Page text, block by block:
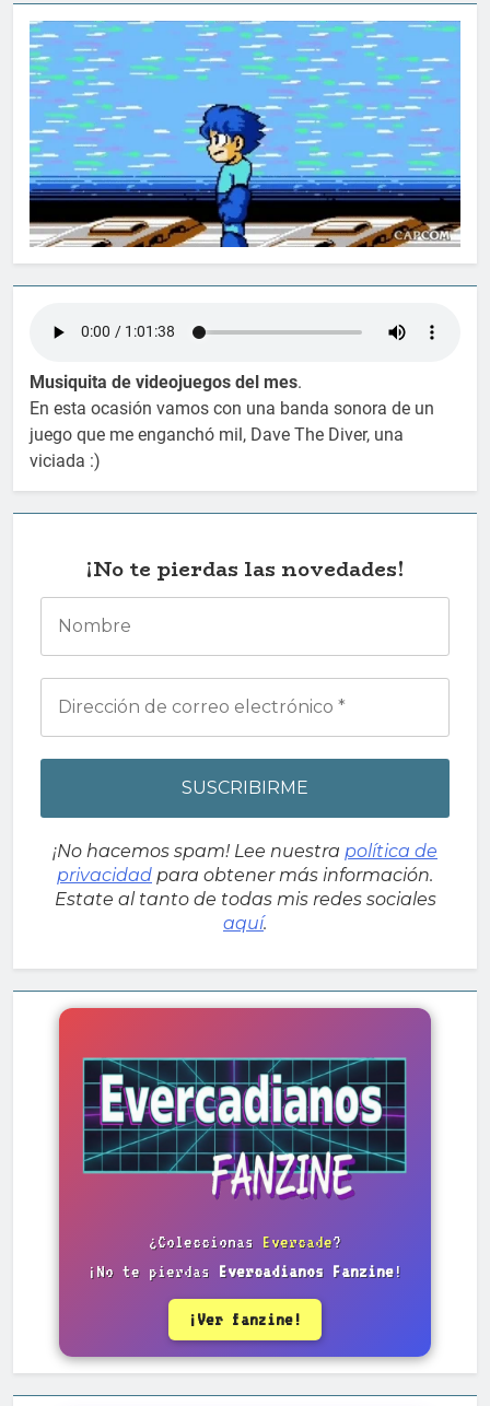
Musiquita de videojuegos del mes.
En esta ocasión vamos con una banda sonora de un
juego que me enganchó mil, Dave The Diver, una
viciada :)
¡No te pierdas las novedades!
¡No hacemos spam! Lee nuestra política de
privacidad para obtener más información.
Estate al tanto de todas mis redes sociales
aquí.
¿Coleccionas Evercade?
¡No te pierdas Evercadianos Fanzine!
¡Ver fanzine!